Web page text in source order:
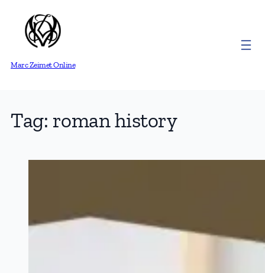
content
Marc Zeimet Online
Tag: roman history